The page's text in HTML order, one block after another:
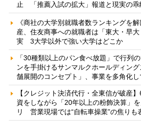
止 「推薦入試の拡大」報道と現実の乖
《商社の大学別就職者数ランキングを
産、住友商事への就職者は「東大・早
実 3大学以外で強い大学はどこか
「30種類以上のパン食べ放題」で行列
ンを手掛けるサンマルクホールディン
舗展開のコンセプト」、事業を多角化
【クレジット決済代行・全東信が破産
資をしながら「20年以上の粉飾決算」
リ 営業現場では“自転車操業”の焦りも